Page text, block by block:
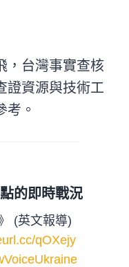
，台灣事實查核
證資源與技術工
考。
的即時戰況
(英文報導)
qOXejy